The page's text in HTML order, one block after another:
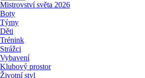
Mistrovství světa 2026
Boty
Týmy
Děti
Trénink
Strážci
Vybavení
Klubový prostor
Životní styl